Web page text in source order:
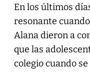
En los últimos
resonante
Alana dieron a
que las
colegio cuando